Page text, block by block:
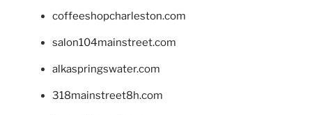
coffeeshopcharleston.com
salon104mainstreet.com
alkaspringswater.com
318mainstreet8h.com